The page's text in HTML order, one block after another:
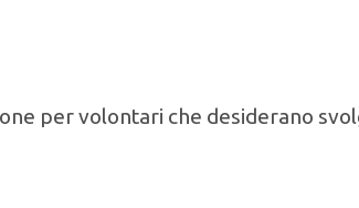
per volontari che desiderano